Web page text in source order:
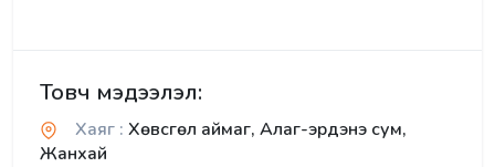
Товч мэдээлэл:
Хаяг : Хөвсгөл аймаг, Алаг-эрдэнэ сум,
Жанхай